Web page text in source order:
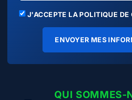
J'ACCEPTE LA POLITIQUE
ENVOYER MES
QUI SOMMES-